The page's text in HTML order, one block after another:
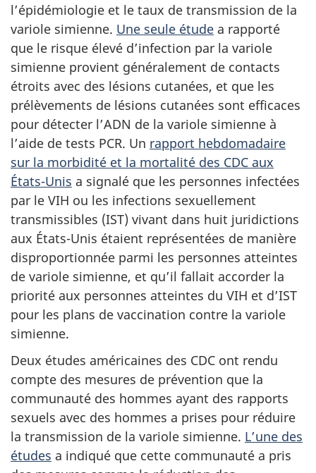
l’épidémiologie et le taux de transmission de la
variole simienne. Une seule étude a rapporté
que le risque élevé d’infection par la variole
simienne provient généralement de contacts
étroits avec des lésions cutanées, et que les
prélèvements de lésions cutanées sont efficaces
pour détecter l’ADN de la variole simienne à
l’aide de tests PCR. Un rapport hebdomadaire
sur la morbidité et la mortalité des CDC aux
États-Unis a signalé que les personnes infectées
par le VIH ou les infections sexuellement
transmissibles (IST) vivant dans huit juridictions
aux États-Unis étaient représentées de manière
disproportionnée parmi les personnes atteintes
de variole simienne, et qu’il fallait accorder la
priorité aux personnes atteintes du VIH et d’IST
pour les plans de vaccination contre la variole
simienne.
Deux études américaines des CDC ont rendu
compte des mesures de prévention que la
communauté des hommes ayant des rapports
sexuels avec des hommes a prises pour réduire
la transmission de la variole simienne. L’une des
études a indiqué que cette communauté a pris